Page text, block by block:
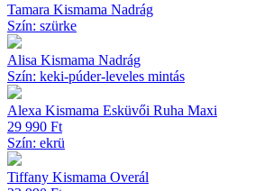
Tamara Kismama Nadrág
Szín: szürke
Alisa Kismama Nadrág
Szín: keki-púder-leveles mintás
Alexa Kismama Esküvői Ruha Maxi
29 990 Ft
Szín: ekrü
Tiffany Kismama Overál